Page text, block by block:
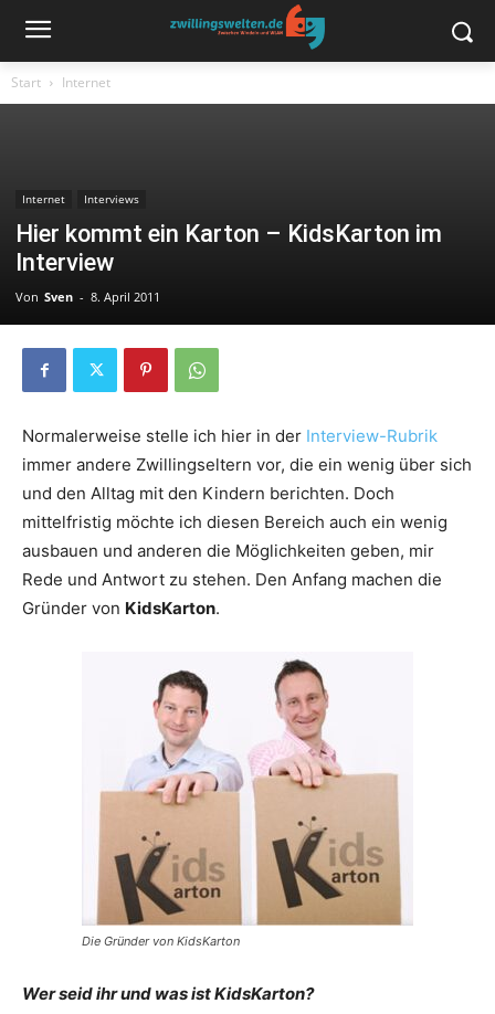
Start Internet
Internet Interviews
Hier kommt ein Karton – KidsKarton im
Interview
Von Sven - 8. April 2011
Normalerweise stelle ich hier in der Interview-Rubrik
immer andere Zwillingseltern vor, die ein wenig über sich
und den Alltag mit den Kindern berichten. Doch
mittelfristig möchte ich diesen Bereich auch ein wenig
ausbauen und anderen die Möglichkeiten geben, mir
Rede und Antwort zu stehen. Den Anfang machen die
Gründer von KidsKarton.
Die Gründer von KidsKarton
Wer seid ihr und was ist KidsKarton?